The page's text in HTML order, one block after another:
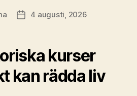
Inläggsdatum
4 augusti, 2026
kurser
kan rädda liv